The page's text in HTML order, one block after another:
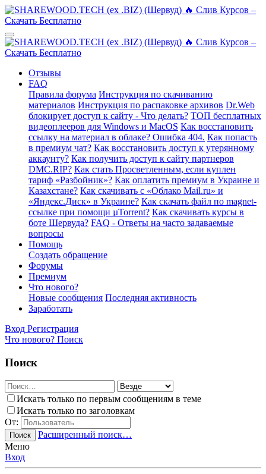
Отзывы
FAQ
Правила форума Инструкция по скачиванию
материалов Инструкция по распаковке архивов Dr.Web
блокирует доступ к сайту - Что делать? ТОП бесплатных
видеоплееров для Windows и MacOS Как восстановить
ссылку на материал в облаке? Ошибка 404. Как попасть
в премиум чат? Как восстановить доступ к утерянному
аккаунту? Как получить доступ к сайту партнеров
DMC.RIP? Как стать Просветленным, если куплен
тариф «Разбойник»? Как оплатить премиум в Украине и
Казахстане? Как скачивать с «Облако Mail.ru» и
«Яндекс.Диск» в Украине? Как скачать файл по magnet-
ссылке при помощи µTorrent? Как скачивать курсы в
боте Шервуда? FAQ - Ответы на часто задаваемые
вопросы
Помощь
Создать обращение
Форумы
Премиум
Что нового?
Новые сообщения Последняя активность
Заработать
Вход Регистрация
Что нового? Поиск
Поиск
Искать только по первым сообщениям в теме
Искать только по заголовкам
От:
Поиск
Расширенный поиск…
Меню
Вход